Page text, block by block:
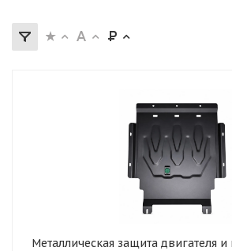
Металлическая защита двигателя и